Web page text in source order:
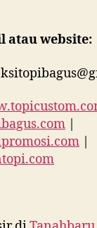
atau website: